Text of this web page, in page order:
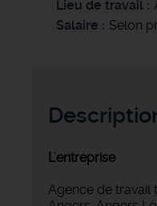
Lieu de travail
Salaire
Selon
L'entreprise
Agence de travail